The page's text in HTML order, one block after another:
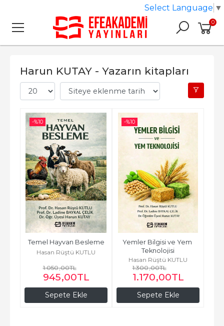
0
Harun KUTAY - Yazarın kitapları
-%10
Sepete Ekle
Temel Hayvan Besleme
Hasan Rüştü KUTLU
1.050,00TL
945,00TL
-%10
Sepete Ekle
Yemler Bilgisi ve Yem
Teknolojisi
Hasan Rüştü KUTLU
1.300,00TL
1.170,00TL
Select Language ▼